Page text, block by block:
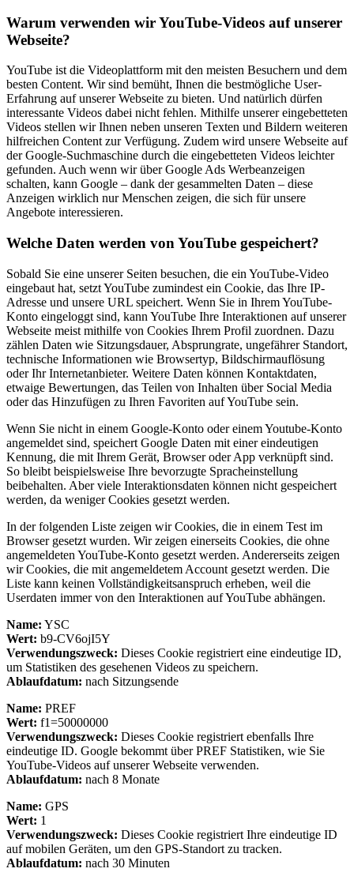
Warum verwenden wir YouTube-Videos auf unserer
Webseite?
YouTube ist die Videoplattform mit den meisten Besuchern und dem
besten Content. Wir sind bemüht, Ihnen die bestmögliche User-
Erfahrung auf unserer Webseite zu bieten. Und natürlich dürfen
interessante Videos dabei nicht fehlen. Mithilfe unserer eingebetteten
Videos stellen wir Ihnen neben unseren Texten und Bildern weiteren
hilfreichen Content zur Verfügung. Zudem wird unsere Webseite auf
der Google-Suchmaschine durch die eingebetteten Videos leichter
gefunden. Auch wenn wir über Google Ads Werbeanzeigen
schalten, kann Google – dank der gesammelten Daten – diese
Anzeigen wirklich nur Menschen zeigen, die sich für unsere
Angebote interessieren.
Welche Daten werden von YouTube gespeichert?
Sobald Sie eine unserer Seiten besuchen, die ein YouTube-Video
eingebaut hat, setzt YouTube zumindest ein Cookie, das Ihre IP-
Adresse und unsere URL speichert. Wenn Sie in Ihrem YouTube-
Konto eingeloggt sind, kann YouTube Ihre Interaktionen auf unserer
Webseite meist mithilfe von Cookies Ihrem Profil zuordnen. Dazu
zählen Daten wie Sitzungsdauer, Absprungrate, ungefährer Standort,
technische Informationen wie Browsertyp, Bildschirmauflösung
oder Ihr Internetanbieter. Weitere Daten können Kontaktdaten,
etwaige Bewertungen, das Teilen von Inhalten über Social Media
oder das Hinzufügen zu Ihren Favoriten auf YouTube sein.
Wenn Sie nicht in einem Google-Konto oder einem Youtube-Konto
angemeldet sind, speichert Google Daten mit einer eindeutigen
Kennung, die mit Ihrem Gerät, Browser oder App verknüpft sind.
So bleibt beispielsweise Ihre bevorzugte Spracheinstellung
beibehalten. Aber viele Interaktionsdaten können nicht gespeichert
werden, da weniger Cookies gesetzt werden.
In der folgenden Liste zeigen wir Cookies, die in einem Test im
Browser gesetzt wurden. Wir zeigen einerseits Cookies, die ohne
angemeldeten YouTube-Konto gesetzt werden. Andererseits zeigen
wir Cookies, die mit angemeldetem Account gesetzt werden. Die
Liste kann keinen Vollständigkeitsanspruch erheben, weil die
Userdaten immer von den Interaktionen auf YouTube abhängen.
Name: YSC
Wert: b9-CV6ojI5Y
Verwendungszweck: Dieses Cookie registriert eine eindeutige ID,
um Statistiken des gesehenen Videos zu speichern.
Ablaufdatum: nach Sitzungsende
Name: PREF
Wert: f1=50000000
Verwendungszweck: Dieses Cookie registriert ebenfalls Ihre
eindeutige ID. Google bekommt über PREF Statistiken, wie Sie
YouTube-Videos auf unserer Webseite verwenden.
Ablaufdatum: nach 8 Monate
Name: GPS
Wert: 1
Verwendungszweck: Dieses Cookie registriert Ihre eindeutige ID
auf mobilen Geräten, um den GPS-Standort zu tracken.
Ablaufdatum: nach 30 Minuten